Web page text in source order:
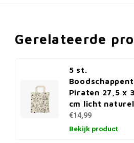
Gerelateerde
5 st.
Piraten 27,5 x
cm licht naturel
€14,99
Bekijk product